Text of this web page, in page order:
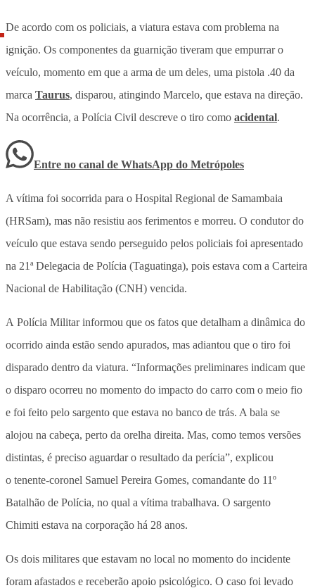
De acordo com os policiais, a viatura estava com problema na
ignição. Os componentes da guarnição tiveram que empurrar o
veículo, momento em que a arma de um deles, uma pistola .40 da
marca Taurus, disparou, atingindo Marcelo, que estava na direção.
Na ocorrência, a Polícia Civil descreve o tiro como acidental.
Entre no canal de WhatsApp do Metrópoles
A vítima foi socorrida para o Hospital Regional de Samambaia
(HRSam), mas não resistiu aos ferimentos e morreu. O condutor do
veículo que estava sendo perseguido pelos policiais foi apresentado
na 21ª Delegacia de Polícia (Taguatinga), pois estava com a Carteira
Nacional de Habilitação (CNH) vencida.
A Polícia Militar informou que os fatos que detalham a dinâmica do
ocorrido ainda estão sendo apurados, mas adiantou que o tiro foi
disparado dentro da viatura. “Informações preliminares indicam que
o disparo ocorreu no momento do impacto do carro com o meio fio
e foi feito pelo sargento que estava no banco de trás. A bala se
alojou na cabeça, perto da orelha direita. Mas, como temos versões
distintas, é preciso aguardar o resultado da perícia”, explicou
o tenente-coronel Samuel Pereira Gomes, comandante do 11º
Batalhão de Polícia, no qual a vítima trabalhava. O sargento
Chimiti estava na corporação há 28 anos.
Os dois militares que estavam no local no momento do incidente
foram afastados e receberão apoio psicológico. O caso foi levado